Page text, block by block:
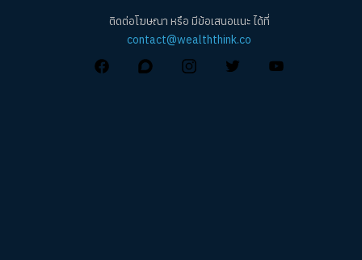
ติดต่อโฆษณา หรือ มีข้อเสนอแนะ ได้ที่
contact@wealththink.co